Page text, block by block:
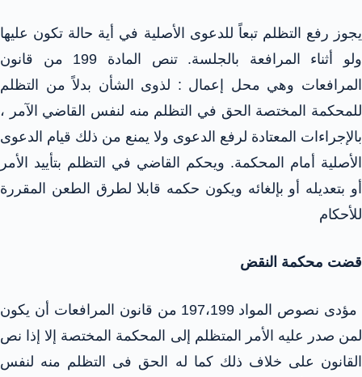
يجوز رفع التظلم تبعاً للدعوى الأصلية في أية حالة تكون عليها
ولو أثناء المرافعة بالجلسة. تنص المادة 199 من قانون
المرافعات وهي محل إعمال : لذوى الشأن بدلاً من التظلم
للمحكمة المختصة الحق في التظلم منه لنفس القاضي الآمر ،
بالإجراءات المعتادة لرفع الدعوى ولا يمنع من ذلك قيام الدعوى
الأصلية أمام المحكمة. ويحكم القاضي في التظلم بتأييد الأمر
أو بتعديله أو بإلغائه ويكون حكمه قابلا لطرق الطعن المقررة
للأحكام
قضت محكمة النقض
مؤدى نصوص المواد 197،199 من قانون المرافعات أن يكون
لمن صدر عليه الأمر المتظلم إلى المحكمة المختصة إلا إذا نص
القانون على خلاف ذلك كما له الحق فى التظلم منه لنفس